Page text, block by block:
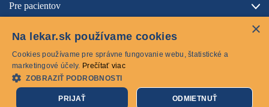
Pre pacientov
© 2026 lekar.sk Všetky práva vyhradené
Cookies
×
Na lekar.sk používame cookies
Cookies používame pre správne fungovanie webu, štatistické a
marketingové účely. Prečítať viac
ZOBRAZIŤ PODROBNOSTI
PRIJAŤ ODMIETNUŤ